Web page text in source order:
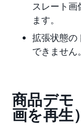
スレート
ます。
拡張状態の
できません。
商品デモ
画を再生）